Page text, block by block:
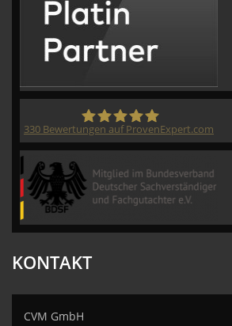
330 Bewertungen auf ProvenExpert.com
KONTAKT
CVM GmbH